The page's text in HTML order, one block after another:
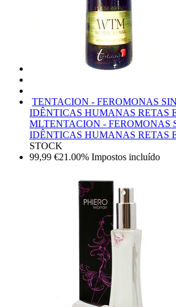
TENTACION - FEROMONAS
IDÊNTICAS HUMANAS RETAS
MLTENTACION - FEROMONAS
IDÊNTICAS HUMANAS RETAS
STOCK
99,99 €21.00% Impostos incluído